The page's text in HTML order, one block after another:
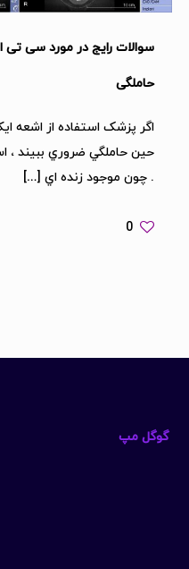
سوالات رایج در مورد سی تی
حاملگی
اگر پزشک استفاده از اشعه
حين حاملگي ضروري ببيند ،
. چون موجود زنده اي […]
0
گوگل مپ